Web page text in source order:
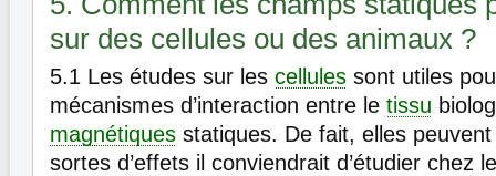
sur des cellules ou des animaux ?
5.1 Les études sur les cellules sont utiles
mécanismes d’interaction entre le tissu
magnétiques statiques. De fait, elles
sortes d’effets il conviendrait d’étudier chez